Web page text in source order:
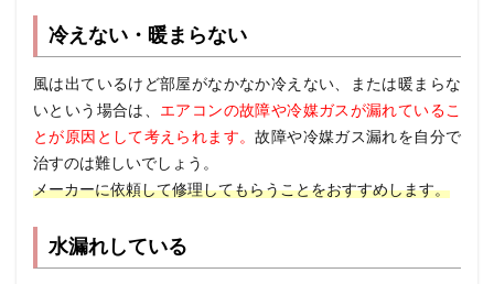
冷えない・暖まらない
風は出ているけど部屋がなかなか冷えない、または暖まらな
いという場合は、 エアコンの故障や冷媒ガスが漏れているこ
とが原因として考えられます。故障や冷媒ガス漏れを自分で
治すのは難しいでしょう。
メーカーに依頼して修理してもらうことをおすすめします。
水漏れしている